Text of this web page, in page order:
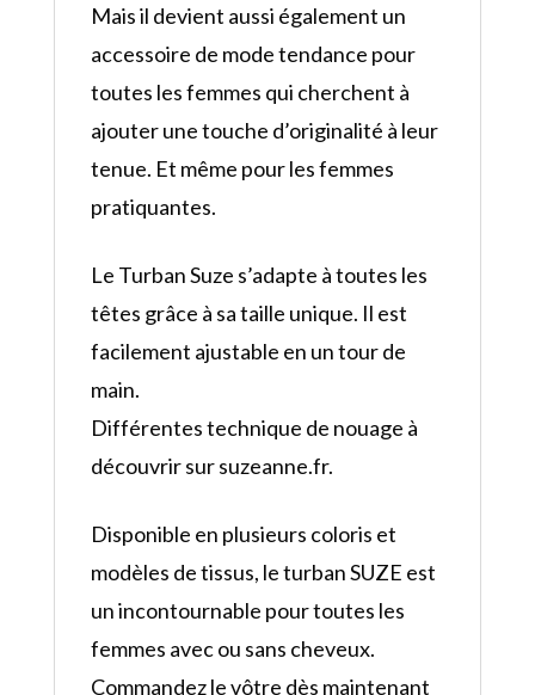
Mais il devient aussi également un
accessoire de mode tendance pour
toutes les femmes qui cherchent à
ajouter une touche d’originalité à leur
tenue. Et même pour les femmes
pratiquantes.
Le Turban Suze s’adapte à toutes les
têtes grâce à sa taille unique. Il est
facilement ajustable en un tour de
main.
Différentes technique de nouage à
découvrir sur suzeanne.fr.
Disponible en plusieurs coloris et
modèles de tissus, le turban SUZE est
un incontournable pour toutes les
femmes avec ou sans cheveux.
Commandez le vôtre dès maintenant